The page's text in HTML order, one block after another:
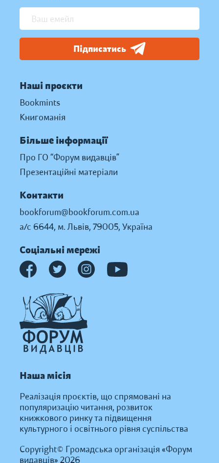
Підписатись
Наші проєкти
Bookmints
Книгоманія
Більше інформації
Про ГО “Форум видавців”
Презентаційні матеріали
Контакти
bookforum@bookforum.com.ua
а/с 6644, м. Львів, 79005, Україна
Соціальні мережі
Наша місія
Реалізація проєктів, що спрямовані на
популяризацію читання, розвиток
книжкового ринку та підвищення
культурного і освітнього рівня суспільства
Copyright© Громадська організація «Форум
видавців» 2026